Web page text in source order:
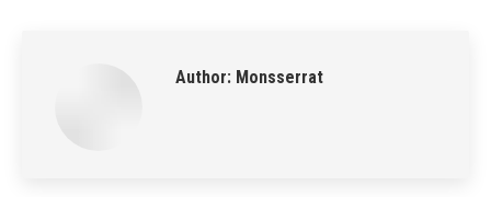
Author: Monsserrat